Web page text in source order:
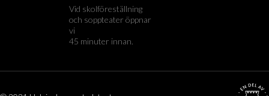
Vid skolföreställning
och soppteater öppnar
vi
45 minuter innan.